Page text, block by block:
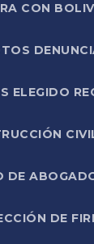
CON
ELEGIDO
DE
DE